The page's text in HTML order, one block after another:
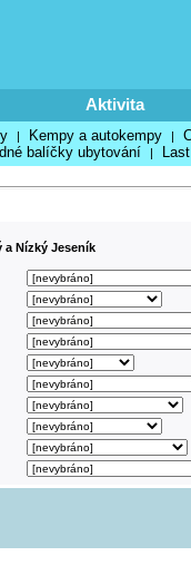
Aktivita
| Kempy a autokempy |
balíčky ubytování |
a Nízký Jeseník